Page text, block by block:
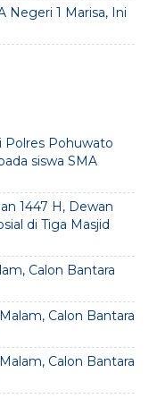
Negeri 1 Marisa, Ini
Polres Pohuwato
siswa SMA
1447 H, Dewan
di Tiga Masjid
Calon Bantara
Calon Bantara
Calon Bantara